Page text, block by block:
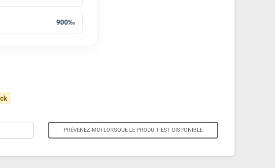
900‰
PRÉVENEZ-MOI LORSQUE LE PRODUIT EST DISPONIBLE